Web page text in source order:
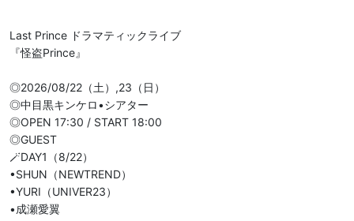
Last Prince ドラマティックライブ
『怪盗Prince』
◎2026/08/22（土）,23（日）
◎中目黒キンケロ•シアター
◎OPEN 17:30 / START 18:00
◎GUEST
🪄DAY1（8/22）
•SHUN（NEWTREND）
•YURI（UNIVER23）
•成瀬愛翼